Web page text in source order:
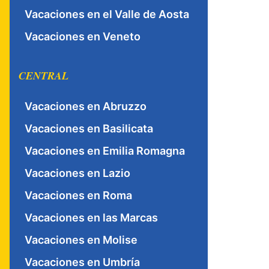
Vacaciones en el Valle de Aosta
Vacaciones en Veneto
CENTRAL
Vacaciones en Abruzzo
Vacaciones en Basilicata
Vacaciones en Emilia Romagna
Vacaciones en Lazio
Vacaciones en Roma
Vacaciones en las Marcas
Vacaciones en Molise
Vacaciones en Umbría